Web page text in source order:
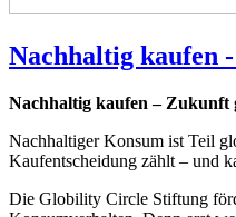
Nachhaltig kaufen
Nachhaltig kaufen – Zukunft
Nachhaltiger Konsum ist Teil
Kaufentscheidung zählt – und
Die Globility Circle Stiftung